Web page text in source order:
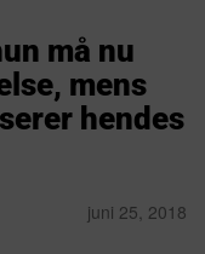
må nu
mens
hendes
juni 25, 2018